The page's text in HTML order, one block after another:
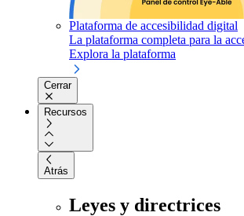
Plataforma de accesibilidad digital
La plataforma completa para la
Explora la plataforma
Cerrar
Recursos
Atrás
Leyes y directrices